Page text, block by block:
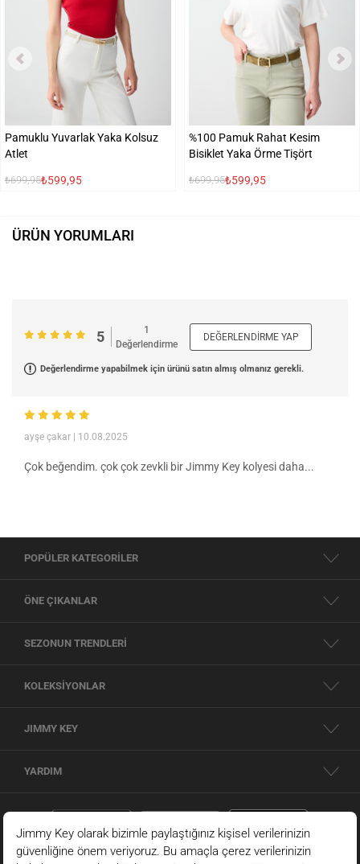
Pamuklu Yuvarlak Yaka Kolsuz
Atlet
₺699,95₺599,95
%100 Pamuk Rahat Kesim
Bisiklet Yaka Örme Tişört
₺699,95₺599,95
ÜRÜN YORUMLARI
5
1
Değerlendirme
DEĞERLENDIRME YAP
Değerlendirme yapabilmek için ürünü satın almış olmanız gerekli.
ayşe çakar | 10.08.2025
Çok beğendim. çok çok zevkli bir Jimmy Key kolyesi daha...
POPÜLER KATEGORİLER
ÖNE ÇIKANLAR
SEZONUN TRENDLERİ
KOLEKSİYONLAR
JIMMY KEY
YARDIM